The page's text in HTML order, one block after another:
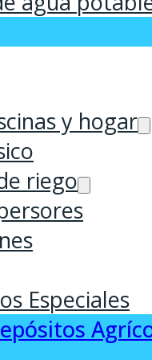
y hogar
riego
Especiales